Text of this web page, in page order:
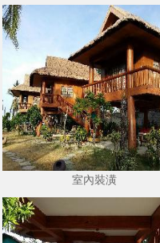
室內裝潢